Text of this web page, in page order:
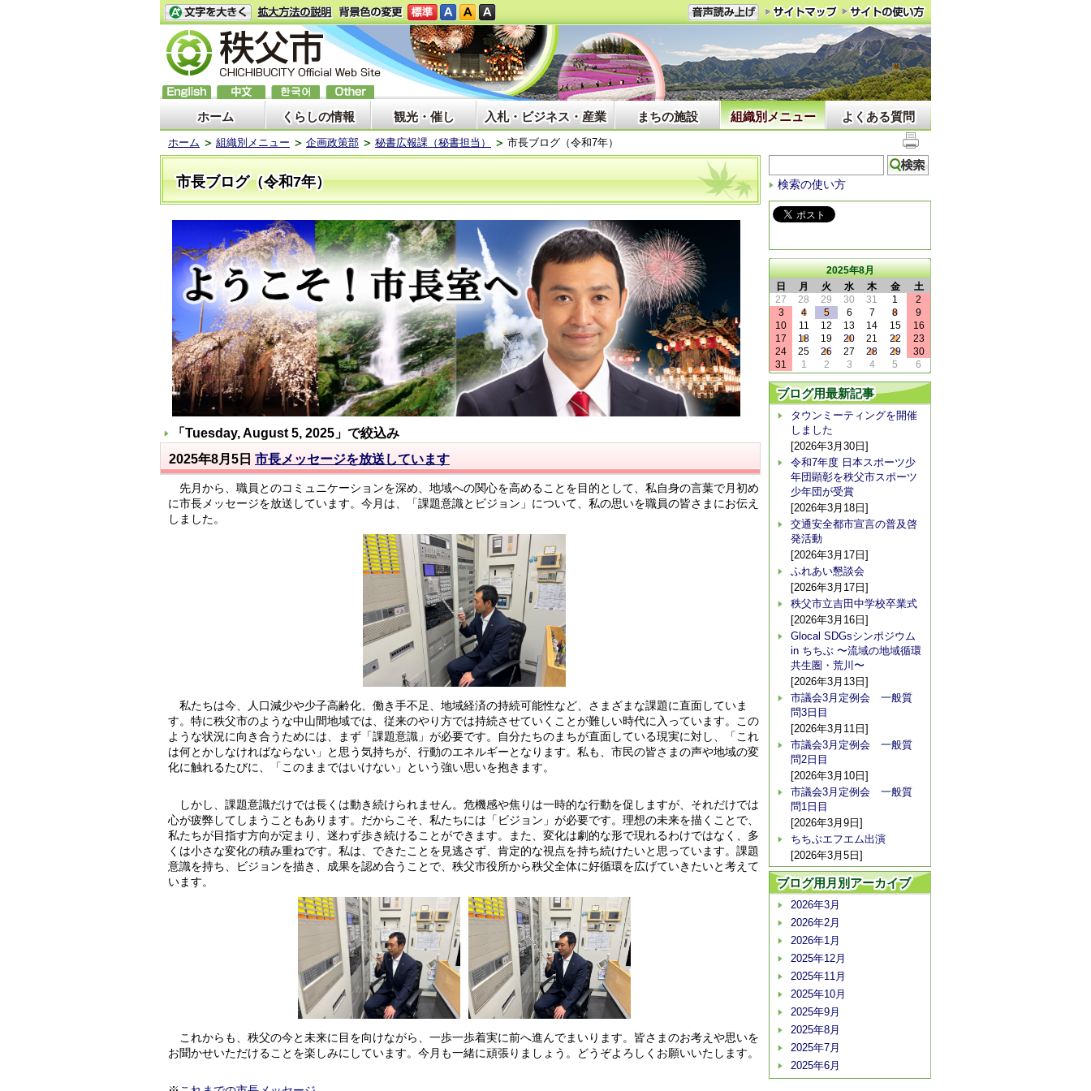
ホーム くらしの情報 観光・催し 入札・ビジネス・産業 まちの施設 組織別メニュー よくある質問
ホーム 組織別メニュー 企画政策部 秘書広報課（秘書担当） 市長ブログ（令和7年）
市長ブログ（令和7年）
「 Tuesday, August 5, 2025 」で絞込み
2025年8月5日 市長メッセージを放送しています
先月から、職員とのコミュニケーションを深め、地域への関心を高めることを目的として、私自身の言葉で月初め
に市長メッセージを放送しています。今月は、「課題意識とビジョン」について、私の思いを職員の皆さまにお伝え
しました。
私たちは今、人口減少や少子高齢化、働き手不足、地域経済の持続可能性など、さまざまな課題に直面していま
す。特に秩父市のような中山間地域では、従来のやり方では持続させていくことが難しい時代に入っています。この
ような状況に向き合うためには、まず「課題意識」が必要です。自分たちのまちが直面している現実に対し、「これ
は何とかしなければならない」と思う気持ちが、行動のエネルギーとなります。私も、市民の皆さまの声や地域の変
化に触れるたびに、「このままではいけない」という強い思いを抱きます。
しかし、課題意識だけでは長くは動き続けられません。危機感や焦りは一時的な行動を促しますが、それだけでは
心が疲弊してしまうこともあります。だからこそ、私たちには「ビジョン」が必要です。理想の未来を描くことで、
私たちが目指す方向が定まり、迷わず歩き続けることができます。また、変化は劇的な形で現れるわけではなく、多
くは小さな変化の積み重ねです。私は、できたことを見逃さず、肯定的な視点を持ち続けたいと思っています。課題
意識を持ち、ビジョンを描き、成果を認め合うことで、秩父市役所から秩父全体に好循環を広げていきたいと考えて
います。
これからも、秩父の今と未来に目を向けながら、一歩一歩着実に前へ進んでまいります。皆さまのお考えや思いを
お聞かせいただけることを楽しみにしています。今月も一緒に頑張りましょう。どうぞよろしくお願いいたします。
検索の使い方
2025年8月
日
月 火 水 木 金
土
27
28 29 30 31 1
2
3
4 5 6 7 8
9
10
11 12 13 14 15
16
17
18 19 20 21 22
23
24
25 26 27 28 29
30
31
1 2 3 4 5 6
ブログ用最新記事
タウンミーティングを開催
しました
[2026年3月30日]
令和7年度 日本スポーツ少
年団顕彰を秩父市スポーツ
少年団が受賞
[2026年3月18日]
交通安全都市宣言の普及啓
発活動
[2026年3月17日]
ふれあい懇談会
[2026年3月17日]
秩父市立吉田中学校卒業式
[2026年3月16日]
Glocal SDGsシンポジウム
in ちちぶ 〜流域の地域循環
共生圏・荒川〜
[2026年3月13日]
市議会3月定例会 一般質
問3日目
[2026年3月11日]
市議会3月定例会 一般質
問2日目
[2026年3月10日]
市議会3月定例会 一般質
問1日目
[2026年3月9日]
ちちぶエフエム出演
[2026年3月5日]
ブログ用月別アーカイブ
2026年3月
2026年2月
2026年1月
2025年12月
2025年11月
2025年10月
2025年9月
2025年8月
2025年7月
2025年6月